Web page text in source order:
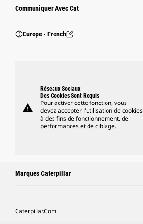
Communiquer Avec Cat
Europe ‧ French
warning
Réseaux Sociaux
Des Cookies Sont Requis
Pour activer cette fonction, vous
devez accepter l'utilisation de cookies
à des fins de fonctionnement, de
performances et de ciblage.
Marques Caterpillar
Caterpillar.com